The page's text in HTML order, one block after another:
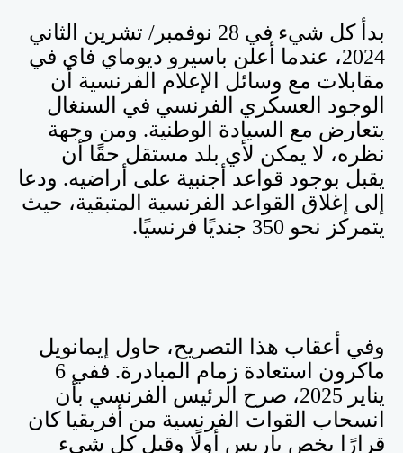
بدأ كل شيء في 28 نوفمبر/ تشرين الثاني
2024، عندما أعلن باسيرو ديوماي فاي في
مقابلات مع وسائل الإعلام الفرنسية أن
الوجود العسكري الفرنسي في السنغال
يتعارض مع السيادة الوطنية. ومن وجهة
نظره، لا يمكن لأي بلد مستقل حقًا أن
يقبل بوجود قواعد أجنبية على أراضيه. ودعا
إلى إغلاق القواعد الفرنسية المتبقية، حيث
يتمركز نحو 350 جنديًا فرنسيًا
.
وفي أعقاب هذا التصريح، حاول إيمانويل
ماكرون استعادة زمام المبادرة. ففي 6
يناير 2025، صرح الرئيس الفرنسي بأن
انسحاب القوات الفرنسية من أفريقيا كان
قرارًا يخص باريس أولًا وقبل كل شيء